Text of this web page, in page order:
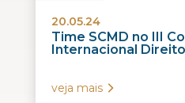
20.05.24
Time SCMD no III
Internacional
veja mais